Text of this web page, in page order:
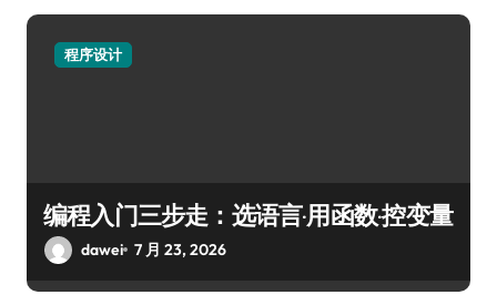
程序设计
编程入门三步走：选语言·用函数·控变量
dawei 7 月 23, 2026